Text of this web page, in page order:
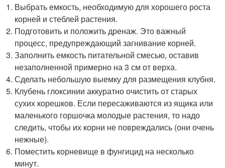
Выбрать емкость, необходимую для хорошего роста
корней и стеблей растения.
Подготовить и положить дренаж. Это важный
процесс, предупреждающий загнивание корней.
Заполнить емкость питательной смесью, оставив
незаполненной примерно на 3 см от верха.
Сделать небольшую выемку для размещения клубня.
Клубень глоксинии аккуратно очистить от старых
сухих корешков. Если пересаживаются из ящика или
маленького горшочка молодые растения, то надо
следить, чтобы их корни не повреждались (они очень
нежные).
Поместить корневище в фунгицид на несколько
минут.